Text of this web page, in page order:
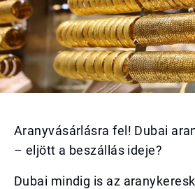
Aranyvásárlásra fel! Dubai
– eljött a beszállás ideje?
Dubai mindig is az